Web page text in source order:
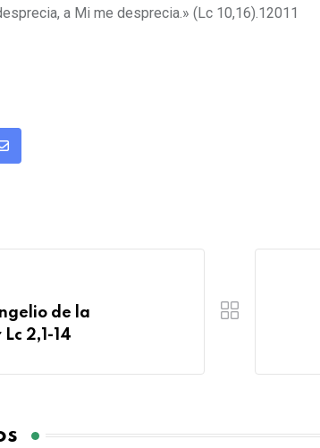
a Mi me desprecia.» (Lc 10,16).12011
de la
2,1-14